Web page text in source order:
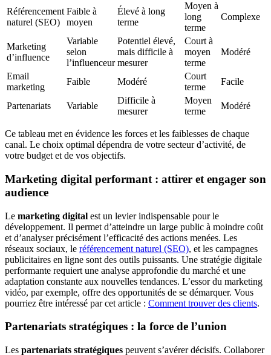
Référencement
naturel (SEO)
Faible à
moyen
Élevé à long
terme
Moyen à
long
terme
Complexe
Marketing
d’influence
Variable
selon
l’influenceur
Potentiel élevé,
mais difficile à
mesurer
Court à
moyen
terme
Modéré
Email
marketing
Faible Modéré
Court
terme
Facile
Partenariats Variable
Difficile à
mesurer
Moyen
terme
Modéré
Ce tableau met en évidence les forces et les faiblesses de chaque
canal. Le choix optimal dépendra de votre secteur d’activité, de
votre budget et de vos objectifs.
Marketing digital performant : attirer et engager son
audience
Le marketing digital est un levier indispensable pour le
développement. Il permet d’atteindre un large public à moindre coût
et d’analyser précisément l’efficacité des actions menées. Les
réseaux sociaux, le référencement naturel (SEO), et les campagnes
publicitaires en ligne sont des outils puissants. Une stratégie digitale
performante requiert une analyse approfondie du marché et une
adaptation constante aux nouvelles tendances. L’essor du marketing
vidéo, par exemple, offre des opportunités de se démarquer. Vous
pourriez être intéressé par cet article : Comment trouver des clients.
Partenariats stratégiques : la force de l’union
Les partenariats stratégiques peuvent s’avérer décisifs. Collaborer